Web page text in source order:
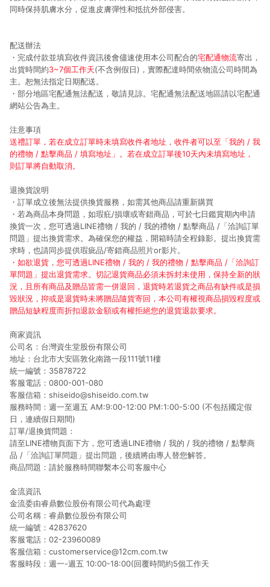
同時保持肌膚水分，促進皮膚彈性和抵抗外部侵害。
配送辦法
・完成付款並填寫收件資訊後會儘速使用本公司配合的宅配通物流寄出，
出貨時間約3~7個工作天(不含例假日)，實際配達時間依物流公司時間為
主。恕無法指定日期配送。
・部分地區宅配通無法配送，敬請見諒。宅配通無法配送地區請以宅配通
網站公告為主。
注意事項
送禮訂單，若在成立訂單時未填寫收件者地址，收件者可以至「我的 / 我
的禮物 / 點擊商品 / 填寫地址」。若在成立訂單後10天內未填寫地址，
則訂單將自動取消。
退換貨說明
・訂單成立後無法提供換貨服務，如需其他商品請重新購買
・若為商品本身問題，如瑕疪/損壞或寄錯商品，可於七日鑑賞期內申請
換貨一次，您可透過LINE禮物 / 我的 / 我的禮物 / 點擊商品 /「洽詢訂單
問題」提出換貨需求。為確保您的權益，開箱時請全程錄影。提出換貨需
求時，也請同步提供瑕疵品/寄錯商品照片or影片。
・如欲退貨，您可透過LINE禮物 / 我的 / 我的禮物 / 點擊商品 /「洽詢訂
單問題」提出退貨需求。切記退貨商品必須未拆封未使用，保持全新的狀
況，且所有商品及贈品皆需一併退回，退貨時若退貨之商品有缺件或是損
毀狀況，抑或是退貨時未將贈品隨貨寄回，本公司有權視商品損毀程度或
贈品短缺程度而折扣退款金額或有權拒絕您的退貨退款要求。
商家資訊
公司名：台灣資生堂股份有限公司
地址：台北市大安區敦化南路一段111號11樓
統一編號：35878722
客服電話：0800-001-080
客服信箱：shiseido@shiseido.com.tw
服務時間：週一至週五 AM:9:00-12:00 PM:1:00-5:00 (不包括國定假
日，連續假日期間)
訂單/退換貨問題：
請至LINE禮物頁面下方，您可透過LINE禮物 / 我的 / 我的禮物 / 點擊商
品 /「洽詢訂單問題」提出問題，後續將由專人替您解答。
商品問題：請於服務時間聯繫本公司客服中心
金流資訊
金流委由睿鼎數位股份有限公司代為處理
公司名稱：睿鼎數位股份有限公司
統一編號：42837620
客服電話：02-23960089
客服信箱：customerservice@12cm.com.tw
客服時段：週一-週五 10:00-18:00(回覆時間約5個工作天